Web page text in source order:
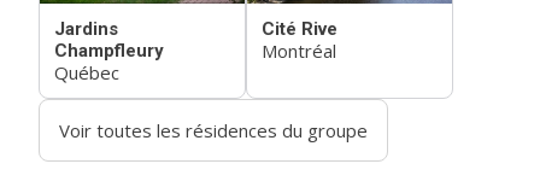
Jardins
Champfleury
Québec
Cité Rive
Montréal
Voir toutes les résidences du groupe